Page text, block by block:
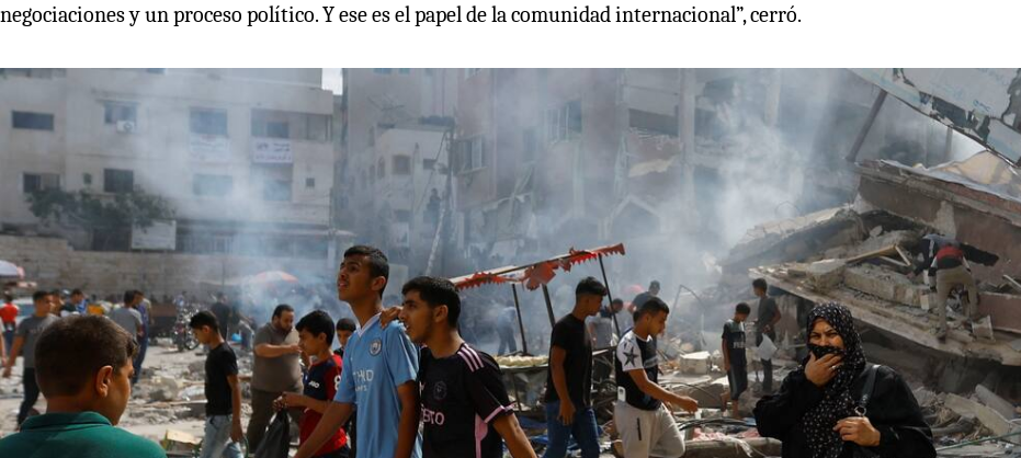
negociaciones y un proceso político. Y ese es el papel de la comunidad internacional”, cerró.